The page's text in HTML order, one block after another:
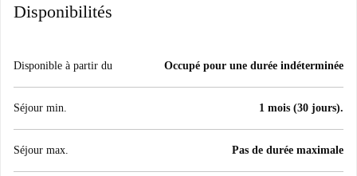
Disponibilités
Disponible à partir du Occupé pour une durée indéterminée
Séjour min. 1 mois (30 jours).
Séjour max. Pas de durée maximale